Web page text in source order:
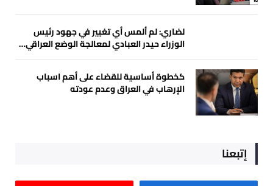
لضاري: لم ألمس أي تغيير في جهود رئيس
الوزراء حيدر العبادي لمعالجة الوضع العراقي…
كخطوة أساسية للقضاء على أهم اسباب
الإرهاب في العراق وعدم عودته
إتبعنا